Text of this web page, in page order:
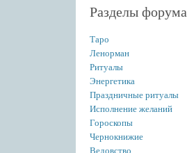
Разделы форума
Таро
Ленорман
Ритуалы
Энергетика
Праздничные ритуалы
Исполнение желаний
Гороскопы
Чернокнижие
Ведовство